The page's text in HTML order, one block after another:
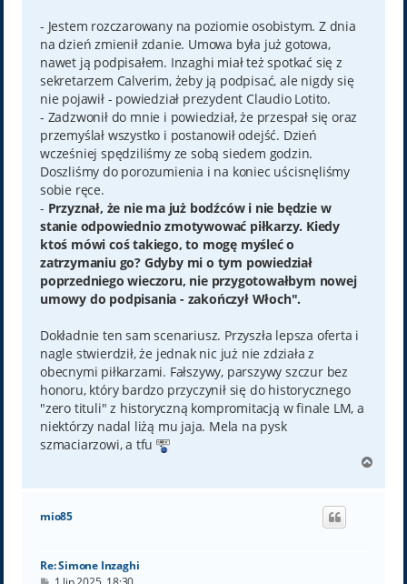
- Jestem rozczarowany na poziomie osobistym. Z dnia
na dzień zmienił zdanie. Umowa była już gotowa,
nawet ją podpisałem. Inzaghi miał też spotkać się z
sekretarzem Calverim, żeby ją podpisać, ale nigdy się
nie pojawił - powiedział prezydent Claudio Lotito.
- Zadzwonił do mnie i powiedział, że przespał się oraz
przemyślał wszystko i postanowił odejść. Dzień
wcześniej spędziliśmy ze sobą siedem godzin.
Doszliśmy do porozumienia i na koniec uścisnęliśmy
sobie ręce.
- Przyznał, że nie ma już bodźców i nie będzie w
stanie odpowiednio zmotywować piłkarzy. Kiedy
ktoś mówi coś takiego, to mogę myśleć o
zatrzymaniu go? Gdyby mi o tym powiedział
poprzedniego wieczoru, nie przygotowałbym nowej
umowy do podpisania - zakończył Włoch".
Dokładnie ten sam scenariusz. Przyszła lepsza oferta i
nagle stwierdził, że jednak nic już nie zdziała z
obecnymi piłkarzami. Fałszywy, parszywy szczur bez
honoru, który bardzo przyczynił się do historycznego
"zero tituli" z historyczną kompromitacją w finale LM, a
niektórzy nadal liżą mu jaja. Mela na pysk
szmaciarzowi, a tfu
g
mio85
Re: Simone Inzaghi
P